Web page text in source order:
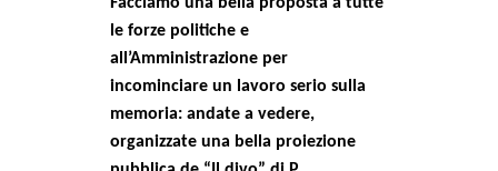
le forze politiche e
all’Amministrazione per
incominciare un lavoro serio sulla
memoria: andate a vedere,
organizzate una bella proiezione